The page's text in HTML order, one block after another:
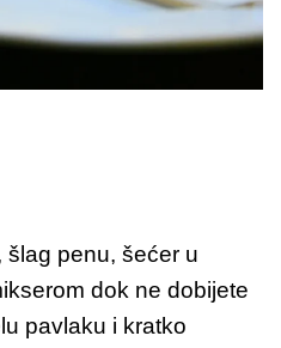
šlag penu, šećer u
dok ne dobijete
pavlaku i kratko